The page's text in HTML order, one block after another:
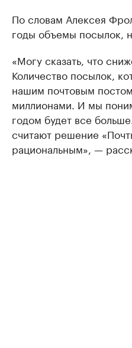
По словам Алексея
годы объемы посылок,
«Могу сказать, что
Количество посылок,
нашим почтовым
миллионами. И мы
годом будет все
считают решение
рациональным», —